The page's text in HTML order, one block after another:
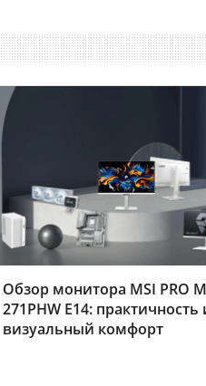
Обзор монитора MSI PRO
271PHW E14: практичность
визуальный комфорт